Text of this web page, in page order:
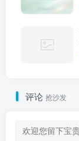
评论 抢沙发